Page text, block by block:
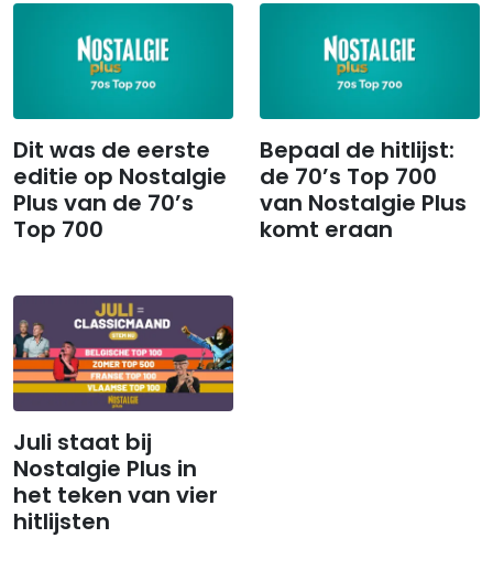
Dit was de eerste
editie op Nostalgie
Plus van de 70’s
Top 700
Bepaal de hitlijst:
de 70’s Top 700
van Nostalgie Plus
komt eraan
Juli staat bij
Nostalgie Plus in
het teken van vier
hitlijsten